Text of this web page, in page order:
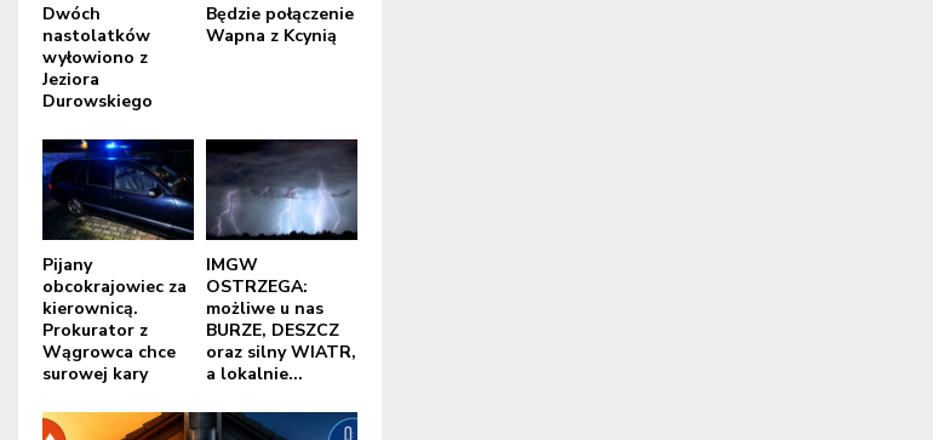
Dwóch
nastolatków
wyłowiono z
Jeziora
Durowskiego
Będzie połączenie
Wapna z Kcynią
Pijany
obcokrajowiec za
kierownicą.
Prokurator z
Wągrowca chce
surowej kary
IMGW
OSTRZEGA:
możliwe u nas
BURZE, DESZCZ
oraz silny WIATR,
a lokalnie...